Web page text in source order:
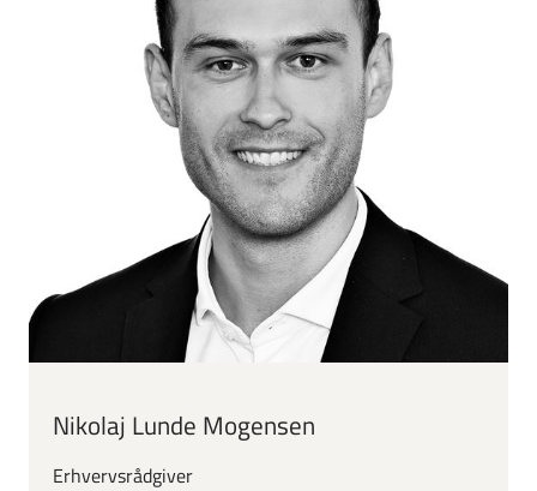
Nikolaj Lunde Mogensen
Erhvervsrådgiver